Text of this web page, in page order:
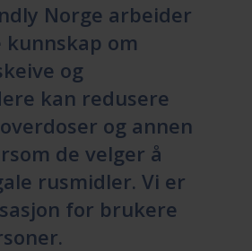
Norge arbeider
om
og
kan redusere
og annen
de velger å
rusmidler. Vi er
for brukere